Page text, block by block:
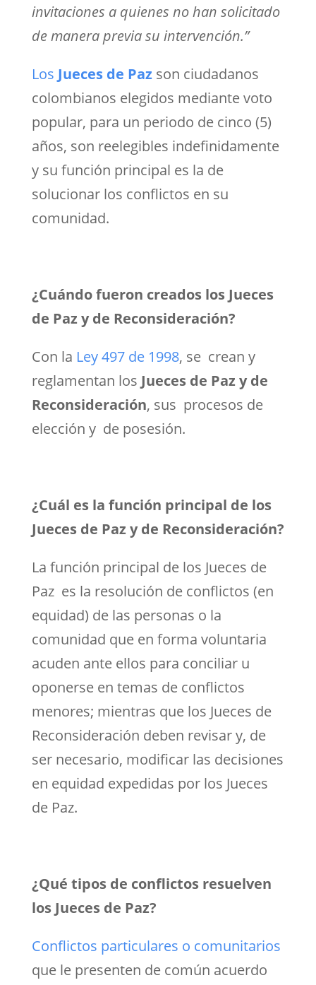
invitaciones a quienes no han solicitado
de manera previa su intervención.”
Los Jueces de Paz son ciudadanos
colombianos elegidos mediante voto
popular, para un periodo de cinco (5)
años, son reelegibles indefinidamente
y su función principal es la de
solucionar los conflictos en su
comunidad.
¿Cuándo fueron creados los Jueces
de Paz y de Reconsideración?
Con la Ley 497 de 1998, se crean y
reglamentan los Jueces de Paz y de
Reconsideración, sus procesos de
elección y de posesión.
¿Cuál es la función principal de los
Jueces de Paz y de Reconsideración?
La función principal de los Jueces de
Paz es la resolución de conflictos (en
equidad) de las personas o la
comunidad que en forma voluntaria
acuden ante ellos para conciliar u
oponerse en temas de conflictos
menores; mientras que los Jueces de
Reconsideración deben revisar y, de
ser necesario, modificar las decisiones
en equidad expedidas por los Jueces
de Paz.
¿Qué tipos de conflictos resuelven
los Jueces de Paz?
Conflictos particulares o comunitarios
que le presenten de común acuerdo